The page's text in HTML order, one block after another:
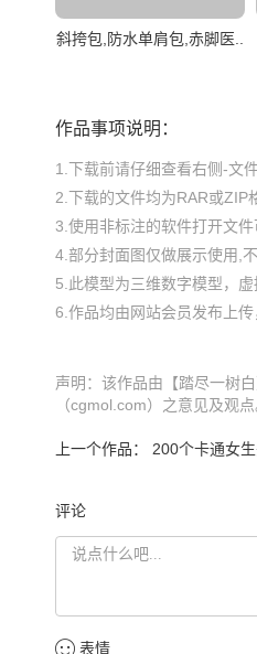
斜挎包,防水单肩包,赤脚医..
作品事项说明：
1.下载前请仔细查看右侧-文
2.下载的文件均为RAR或ZIP
3.使用非标注的软件打开文
4.部分封面图仅做展示使用,
5.此模型为三维数字模型，
声明：该作品由【踏尽一树
（cgmol.com）之意见及观点
上一个作品： 200个卡通女
评论
表情